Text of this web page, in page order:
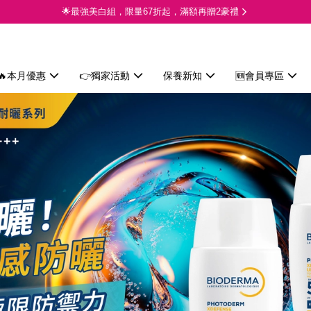
🌟最強美白組，限量67折起，滿額再贈2豪禮
本月優惠 👉獨家活動 保養新知 🆕會員專區